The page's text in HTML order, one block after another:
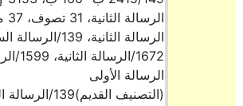
الرسالة الثانية،
الرسالة الأولى
(التصنيف